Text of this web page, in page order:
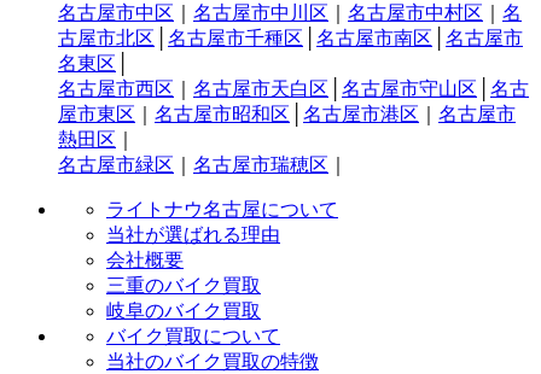
名古屋市中区
名古屋市中川区 名古屋市中村区
名
古屋市北区
名古屋市千種区 名古屋市南区
名古屋市
名東区
名古屋市西区
名古屋市天白区 名古屋市守山区
名古
屋市東区
名古屋市昭和区 名古屋市港区
名古屋市
熱田区
名古屋市緑区
名古屋市瑞穂区
ライトナウ名古屋について
当社が選ばれる理由
会社概要
三重のバイク買取
岐阜のバイク買取
バイク買取について
当社のバイク買取の特徴